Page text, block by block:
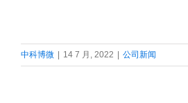
中科博微 14 7 月, 2022 公司新闻